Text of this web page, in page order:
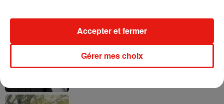
7 août 2026
Madonna sort enfin le remix de « Love
Gérer mes choix
Accepter et fermer